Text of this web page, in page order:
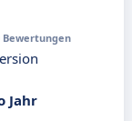
Bewertungen
Jahr